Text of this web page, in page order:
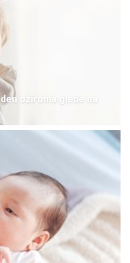
oziroma glede na